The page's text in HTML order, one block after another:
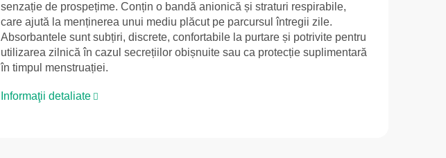
senzație de prospețime. Conțin o bandă anionică și straturi respirabile,
care ajută la menținerea unui mediu plăcut pe parcursul întregii zile.
Absorbantele sunt subțiri, discrete, confortabile la purtare și potrivite pentru
utilizarea zilnică în cazul secrețiilor obișnuite sau ca protecție suplimentară
în timpul menstruației.
Informaţii detaliate